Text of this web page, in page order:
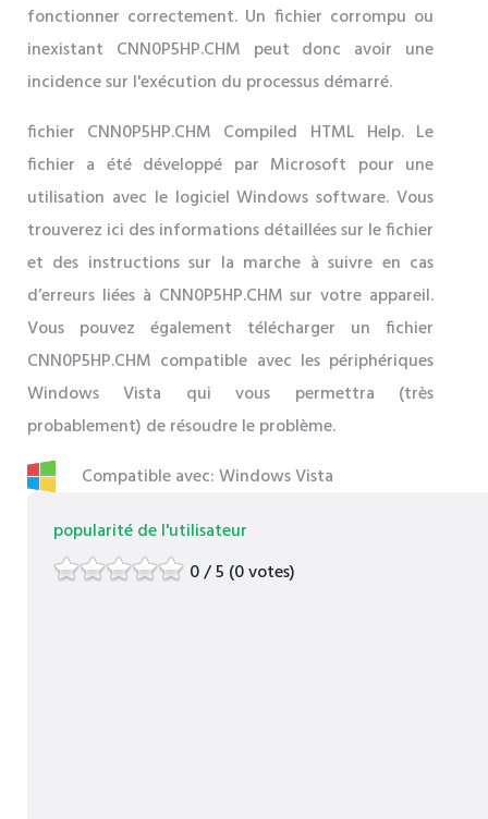
fonctionner correctement. Un fichier corrompu ou
inexistant CNN0P5HP.CHM peut donc avoir une
incidence sur l'exécution du processus démarré.
fichier CNN0P5HP.CHM Compiled HTML Help. Le
fichier a été développé par Microsoft pour une
utilisation avec le logiciel Windows software. Vous
trouverez ici des informations détaillées sur le fichier
et des instructions sur la marche à suivre en cas
d’erreurs liées à CNN0P5HP.CHM sur votre appareil.
Vous pouvez également télécharger un fichier
CNN0P5HP.CHM compatible avec les périphériques
Windows Vista qui vous permettra (très
probablement) de résoudre le problème.
Compatible avec: Windows Vista
popularité de l'utilisateur
0 / 5 (0 votes)